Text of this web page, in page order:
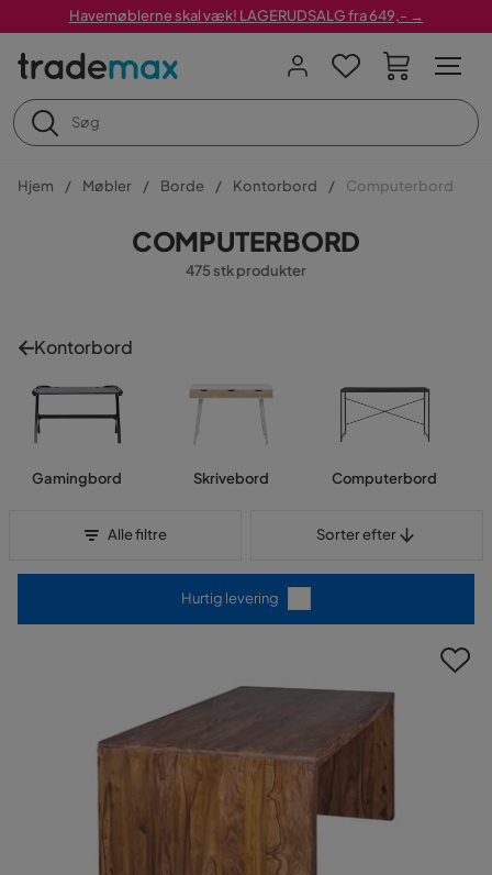
Havemøblerne skal væk! LAGERUDSALG fra 649,- →
Hjem Møbler Borde Kontorbord Computerbord
COMPUTERBORD
475 stk produkter
Kontorbord
Gamingbord Skrivebord Computerbord
Alle filtre Sorter efter
Hurtig levering